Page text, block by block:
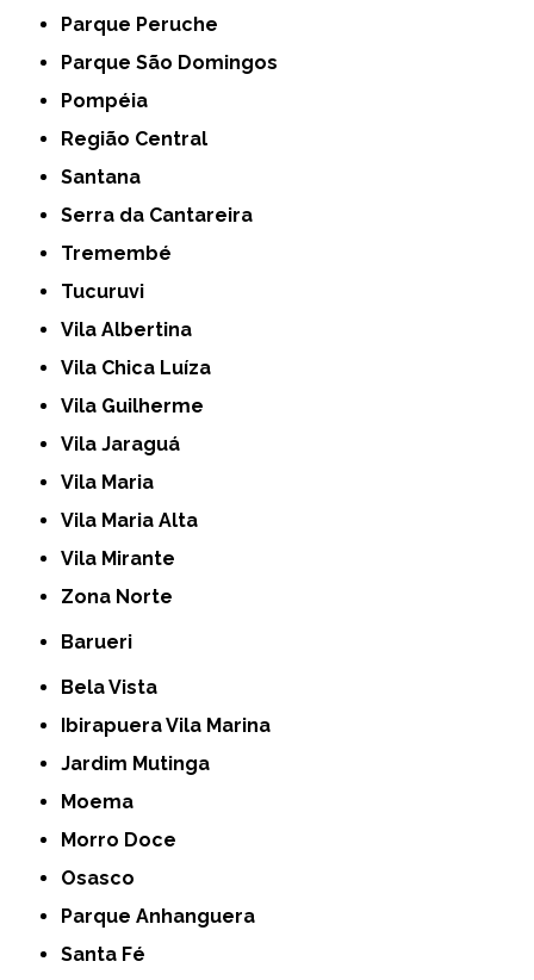
Parque Peruche
Parque São Domingos
Pompéia
Região Central
Santana
Serra da Cantareira
Tremembé
Tucuruvi
Vila Albertina
Vila Chica Luíza
Vila Guilherme
Vila Jaraguá
Vila Maria
Vila Maria Alta
Vila Mirante
Zona Norte
Barueri
Bela Vista
Ibirapuera Vila Marina
Jardim Mutinga
Moema
Morro Doce
Osasco
Parque Anhanguera
Santa Fé